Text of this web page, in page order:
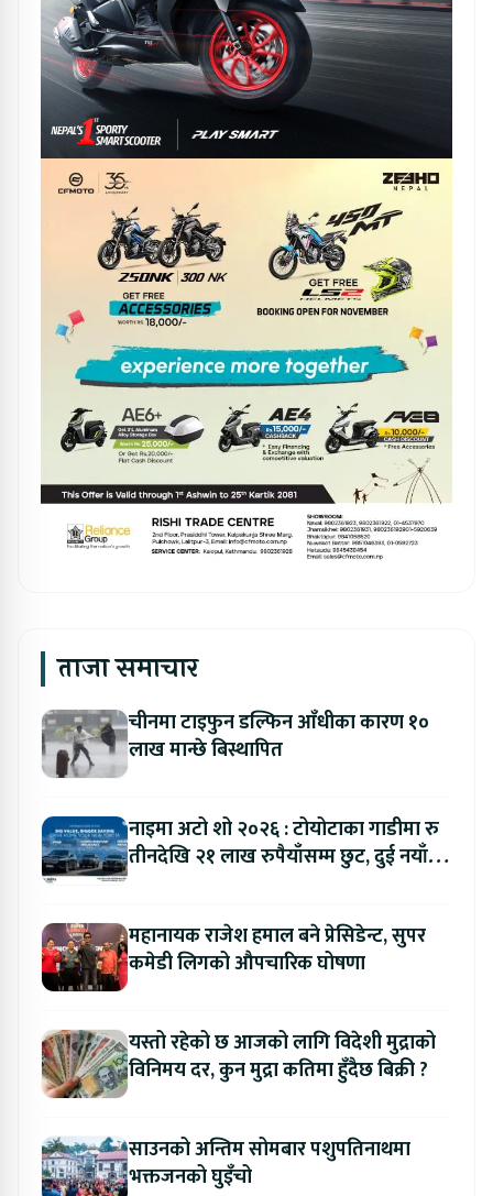
ताजा समाचार
चीनमा टाइफुन डल्फिन आँधीका कारण १०
लाख मान्छे बिस्थापित
नाइमा अटो शो २०२६ : टोयोटाका गाडीमा रु
तीनदेखि २१ लाख रुपैयाँसम्म छुट, दुई नयाँ
महानायक राजेश हमाल बने प्रेसिडेन्ट, सुपर
कमेडी लिगको औपचारिक घोषणा
यस्तो रहेको छ आजको लागि विदेशी मुद्राको
विनिमय दर, कुन मुद्रा कतिमा हुँदैछ बिक्री ?
साउनको अन्तिम सोमबार पशुपतिनाथमा
भक्तजनको घुइँचो